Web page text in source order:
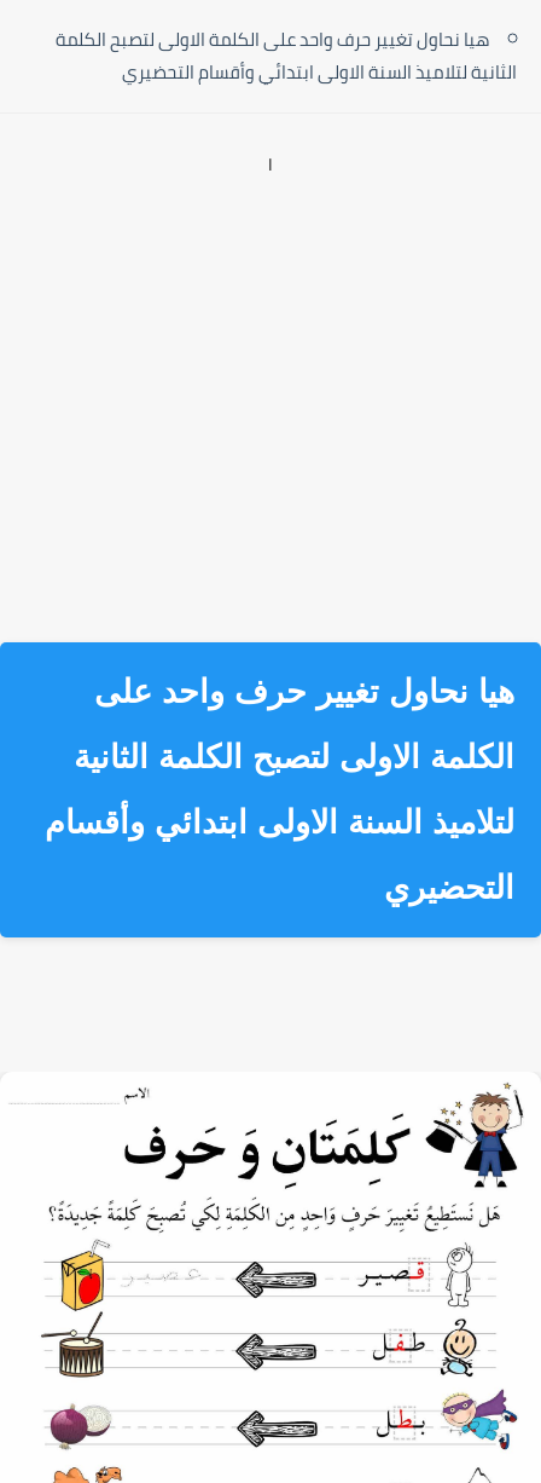
هيا نحاول تغيير حرف واحد على الكلمة الاولى لتصبح الكلمة
الثانية لتلاميذ السنة الاولى ابتدائي وأقسام التحضيري
هيا نحاول تغيير حرف واحد على
الكلمة الاولى لتصبح الكلمة الثانية
لتلاميذ السنة الاولى ابتدائي وأقسام
التحضيري